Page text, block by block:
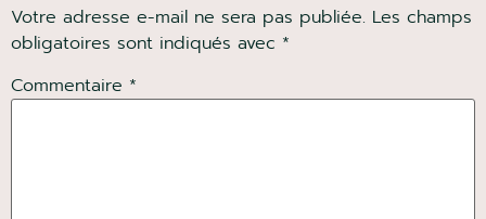
Votre adresse e-mail ne sera pas publiée. Les
champs obligatoires sont indiqués avec
Commentaire *